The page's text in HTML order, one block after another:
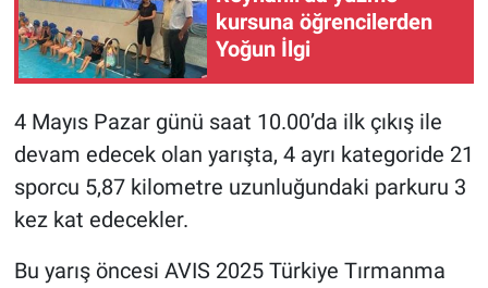
kursuna öğrencilerden
Yoğun İlgi
4 Mayıs Pazar günü saat 10.00’da ilk çıkış ile
devam edecek olan yarışta, 4 ayrı kategoride 21
sporcu 5,87 kilometre uzunluğundaki parkuru 3
kez kat edecekler.
Bu yarış öncesi AVIS 2025 Türkiye Tırmanma